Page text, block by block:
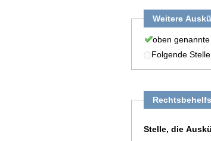
Weitere
oben
Folgende Stelle
Stelle, die